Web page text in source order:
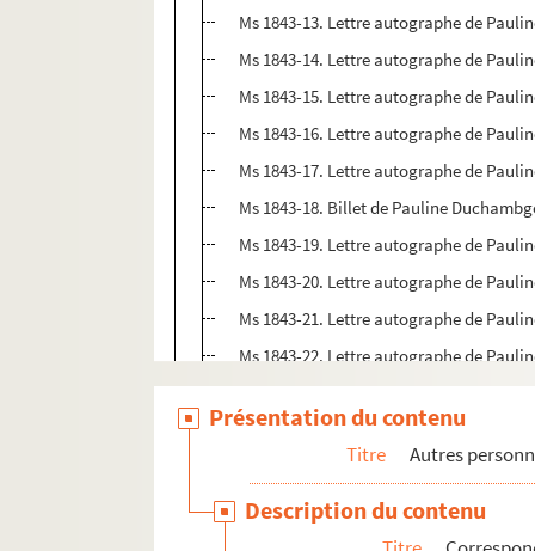
Ms 1843-13. Lettre autographe de
Ms 1843-14. Lettre autographe de
Ms 1843-15. Lettre autographe de
Ms 1843-16. Lettre autographe de
Ms 1843-17. Lettre autographe de
Ms 1843-18. Billet de Pauline
Ms 1843-19. Lettre autographe de
Ms 1843-20. Lettre autographe de
Ms 1843-21. Lettre autographe de
Ms 1843-22. Lettre autographe de
Ms 1843-23. Lettre autographe de
Ms 1843-24. Lettre autographe de
Ms 1843-25. Lettre autographe de
Ms 1843-26. Lettre autographe de
Ms 1843-27. Lettre autographe de
Présentation du contenu
Titre Autres
Description du contenu